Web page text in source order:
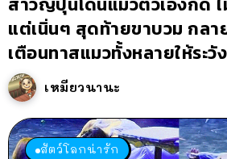
แต่เนิ่นๆ สุดท้ายขาบวม กลาย
เตือนทาสแมวทั้งหลายให้ระวัง
เหมียวนานะ
สัตว์โลกน่ารัก